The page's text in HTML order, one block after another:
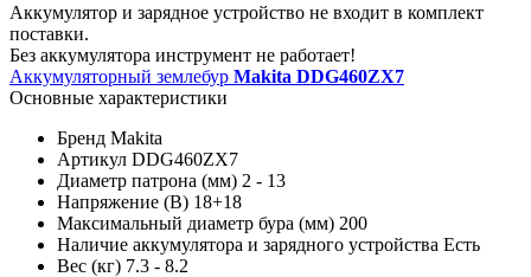
Аккумулятор и зарядное устройство не входит в комплект
поставки.
Без аккумулятора инструмент не работает!
Аккумуляторный землебур Makita DDG460ZX7
Основные характеристики
Бренд Makita
Артикул DDG460ZX7
Диаметр патрона (мм) 2 - 13
Напряжение (В) 18+18
Максимальный диаметр бура (мм) 200
Наличие аккумулятора и зарядного устройства Есть
Вес (кг) 7.3 - 8.2